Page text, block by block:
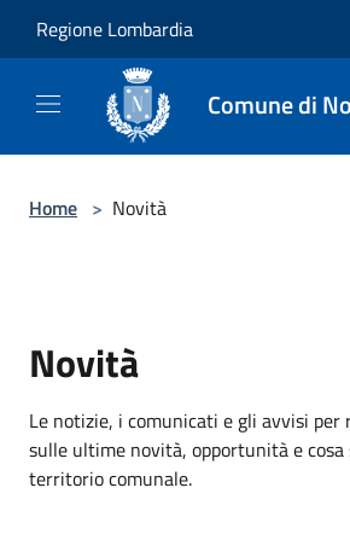
Regione Lombardia
Comune di
Home > Novità
Novità
Le notizie, i comunicati e gli avvisi per
sulle ultime novità, opportunità e cosa
territorio comunale.